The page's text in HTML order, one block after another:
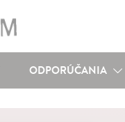
ODPORÚČANIA